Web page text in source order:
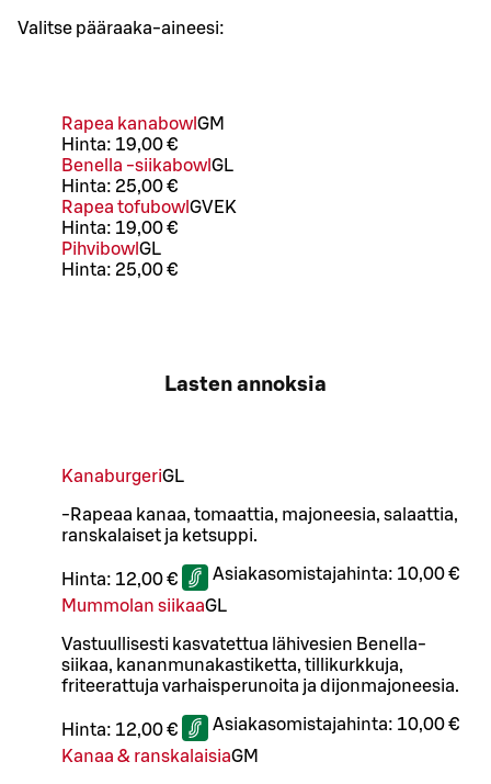
Valitse pääraaka-aineesi:
Rapea kanabowl GM
Hinta: 19,00 €
Benella -siikabowl GL
Hinta: 25,00 €
Rapea tofubowl GVE K
Hinta: 19,00 €
Pihvibowl GL
Hinta: 25,00 €
Lasten annoksia
KanaburgeriGL
-Rapeaa kanaa, tomaattia, majoneesia, salaattia,
ranskalaiset ja ketsuppi.
Hinta: 12,00 € Asiakasomistajahinta: 10,00 €
Mummolan siikaaGL
Vastuullisesti kasvatettua lähivesien Benella-
siikaa, kananmunakastiketta, tillikurkkuja,
friteerattuja varhaisperunoita ja dijonmajoneesia.
Hinta: 12,00 € Asiakasomistajahinta: 10,00 €
Kanaa & ranskalaisiaGM